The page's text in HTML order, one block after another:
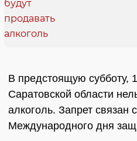
В предстоящую субботу,
Саратовской области
алкоголь. Запрет связан
Международного дня